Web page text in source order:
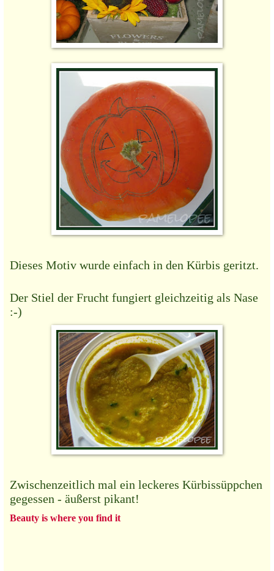
Dieses Motiv wurde einfach in den Kürbis geritzt.
Der Stiel der Frucht fungiert gleichzeitig als Nase
:-)
Zwischenzeitlich mal ein leckeres Kürbissüppchen
gegessen - äußerst pikant!
Beauty is where you find it